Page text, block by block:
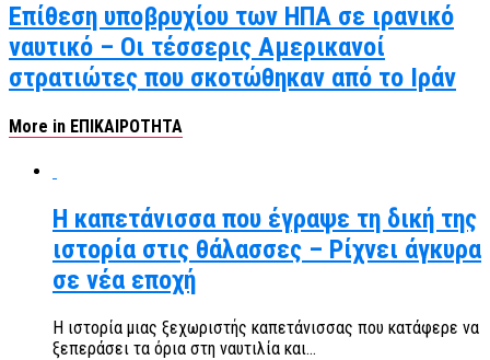
Επίθεση υποβρυχίου των ΗΠΑ σε ιρανικό
ναυτικό – Οι τέσσερις Αμερικανοί
στρατιώτες που σκοτώθηκαν από το Ιράν
More in ΕΠΙΚΑΙΡΟΤΗΤΑ
Η καπετάνισσα που έγραψε τη δική της
ιστορία στις θάλασσες – Ρίχνει άγκυρα
σε νέα εποχή
Η ιστορία μιας ξεχωριστής καπετάνισσας που κατάφερε να
ξεπεράσει τα όρια στη ναυτιλία και...